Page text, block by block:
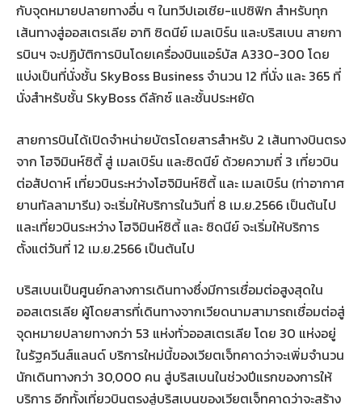
กับจุดหมายปลายทางอื่น ๆ ในทวีปเอเชีย-แปซิฟิก สำหรับทุก
เส้นทางสู่ออสเตรเลีย อาทิ ซิดนีย์ เมลเบิร์น และบริสเบน สายกา
รบินฯ จะปฏิบัติการบินโดยเครื่องบินแอร์บัส A330-300 โดย
แบ่งเป็นที่นั่งชั้น SkyBoss Business จำนวน 12 ที่นั่ง และ 365 ที่
นั่งสำหรับชั้น SkyBoss ดีลักซ์ และชั้นประหยัด
สายการบินได้เปิดจำหน่ายบัตรโดยสารสำหรับ 2 เส้นทางบินตรง
จาก โฮจิมินห์ซิตี้ สู่ เมลเบิร์น และซิดนีย์ ด้วยความถี่ 3 เที่ยวบิน
ต่อสัปดาห์ เที่ยวบินระหว่างโฮจิมินห์ซิตี้ และ เมลเบิร์น (ท่าอากาศ
ยานทัลลามารีน) จะเริ่มให้บริการในวันที่ 8 เม.ย.2566 เป็นต้นไป
และเที่ยวบินระหว่าง โฮจิมินห์ซิตี้ และ ซิดนีย์ จะเริ่มให้บริการ
ตั้งแต่วันที่ 12 เม.ย.2566 เป็นต้นไป
บริสเบนเป็นศูนย์กลางการเดินทางซึ่งมีการเชื่อมต่อสูงสุดใน
ออสเตรเลีย ผู้โดยสารที่เดินทางจากเวียดนามสามารถเชื่อมต่อสู่
จุดหมายปลายทางกว่า 53 แห่งทั่วออสเตรเลีย โดย 30 แห่งอยู่
ในรัฐควีนส์แลนด์ บริการใหม่นี้ของเวียตเจ็ทคาดว่าจะเพิ่มจำนวน
นักเดินทางกว่า 30,000 คน สู่บริสเบนในช่วงปีแรกของการให้
บริการ อีกทั้งเที่ยวบินตรงสู่บริสเบนของเวียตเจ็ทคาดว่าจะสร้าง